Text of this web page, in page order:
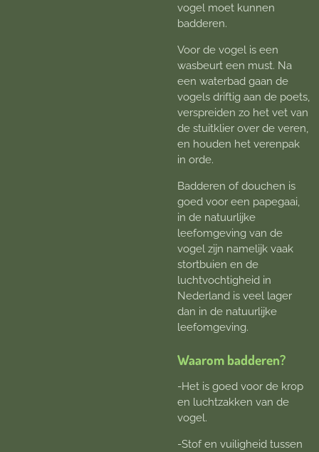
vogel moet kunnen
badderen.
Voor de vogel is een
wasbeurt een must. Na
een waterbad gaan de
vogels driftig aan de poets,
verspreiden zo het vet van
de stuitklier over de veren,
en houden het verenpak
in orde.
Badderen of douchen is
goed voor een papegaai,
in de natuurlijke
leefomgeving van de
vogel zijn namelijk vaak
stortbuien en de
luchtvochtigheid in
Nederland is veel lager
dan in de natuurlijke
leefomgeving.
Waarom badderen?
-Het is goed voor de krop
en luchtzakken van de
vogel.
-Stof en vuiligheid tussen